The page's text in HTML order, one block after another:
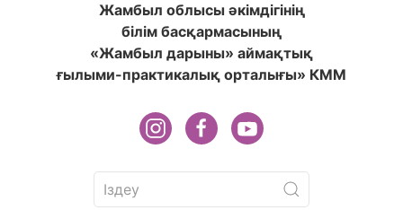
Жамбыл облысы әкімдігінің
білім басқармасының
«Жамбыл дарыны» аймақтық
ғылыми-практикалық орталығы» КММ